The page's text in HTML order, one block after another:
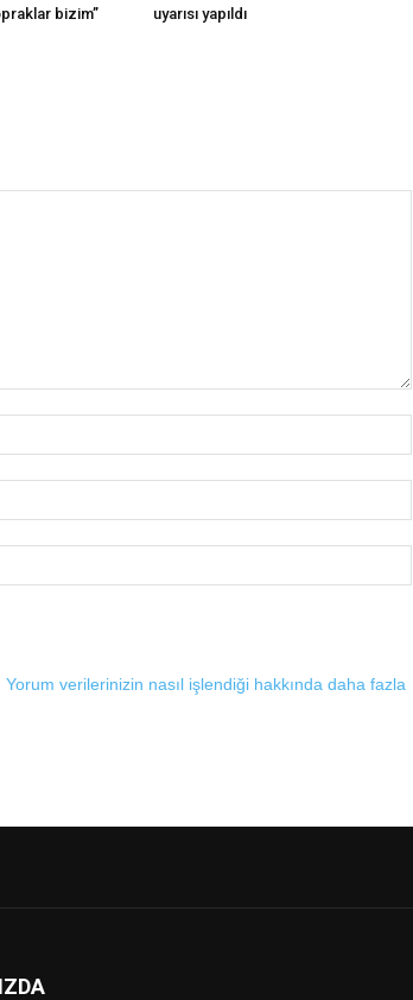
bizim”
uyarısı yapıldı
Yorum verilerinizin nasıl işlendiği hakkında daha fazla